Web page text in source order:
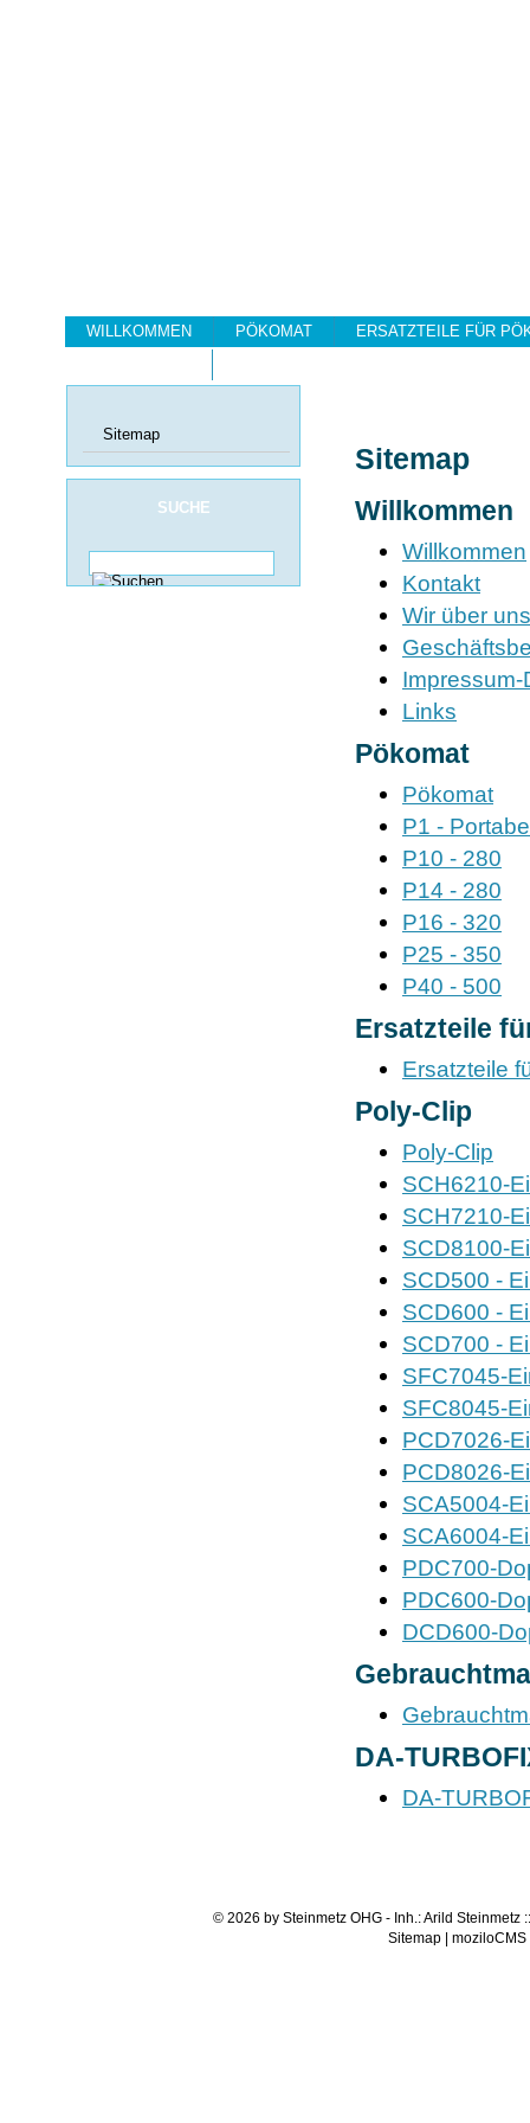
WILLKOMMEN PÖKOMAT
ERSATZTEILE FÜR
Sitemap
Willkommen
Willkommen
Kontakt
Wir über uns
Links
Pökomat
Pökomat
P1 -
P10 - 280
P14 - 280
P16 - 320
P25 - 350
P40 - 500
Ersatzteile
Ersatzteile
Poly-Clip
Poly-Clip
SCH6210-
SCH7210-
SCD8100-
SCD500 -
SCD600 -
SCD700 -
SFC7045-
SFC8045-
PCD7026-
PCD8026-
SCA5004-
SCA6004-
PDC700-
PDC600-
DCD600-
DA-
DA-
Sitemap
SUCHE
© 2026 by Steinmetz OHG - Inh.: Arild
Sitemap | moziloCMS